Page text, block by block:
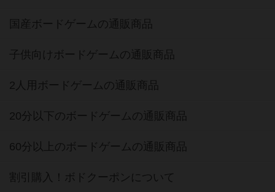
国産ボードゲームの通販商品
子供向けボードゲームの通販商品
2人用ボードゲームの通販商品
20分以下のボードゲームの通販商品
60分以上のボードゲームの通販商品
割引購入！ボドクーポンについて